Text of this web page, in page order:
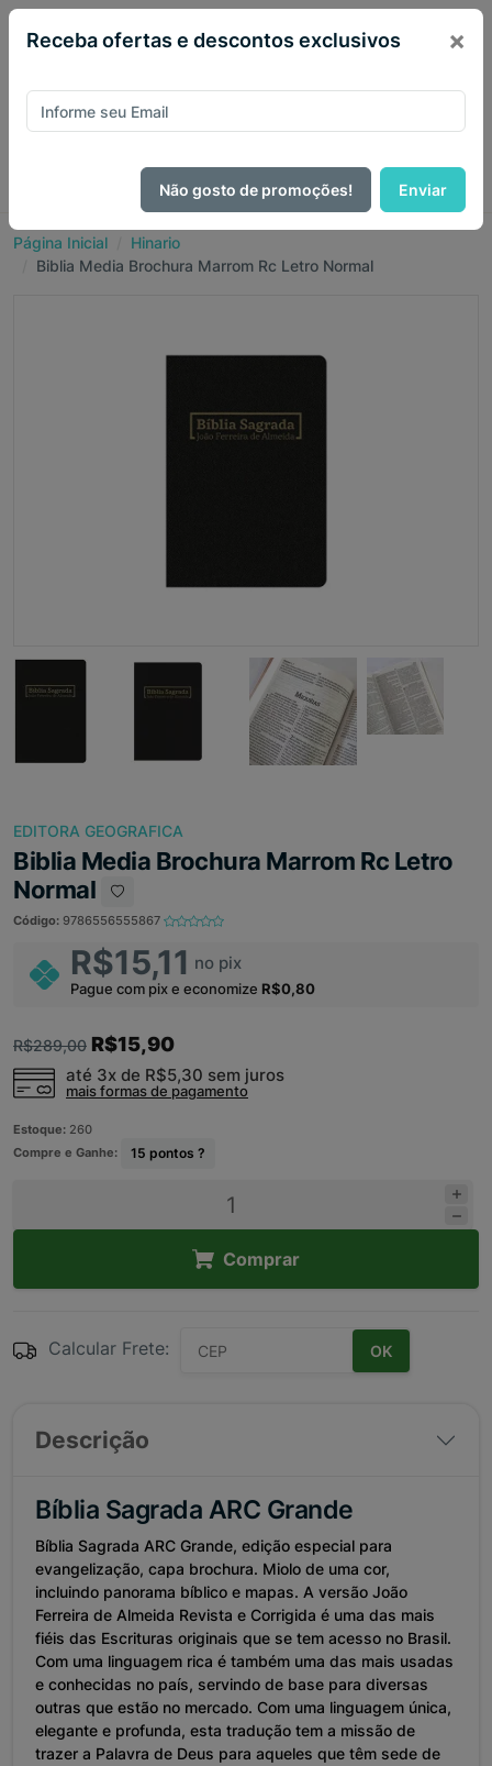
Página Inicial
Hinario
Biblia Media Brochura Marrom Rc Letro Normal
EDITORA GEOGRAFICA
Biblia Media Brochura Marrom Rc Letro
Normal
Código: 9786556555867
R$15,11 no pix
Pague com pix e economize R$0,80
R$289,00 R$15,90
até 3x de R$5,30 sem juros
mais formas de pagamento
Estoque: 260
Compre e Ganhe:
15 pontos ?
Comprar
Calcular Frete: OK
Descrição
Bíblia Sagrada ARC Grande
Bíblia Sagrada ARC Grande, edição especial para
evangelização, capa brochura. Miolo de uma cor,
incluindo panorama bíblico e mapas. A versão João
Ferreira de Almeida Revista e Corrigida é uma das mais
fiéis das Escrituras originais que se tem acesso no Brasil.
Com uma linguagem rica é também uma das mais usadas
e conhecidas no país, servindo de base para diversas
outras que estão no mercado. Com uma linguagem única,
elegante e profunda, esta tradução tem a missão de
trazer a Palavra de Deus para aqueles que têm sede de
Receba ofertas e descontos exclusivos ×
Não gosto de promoções! Enviar